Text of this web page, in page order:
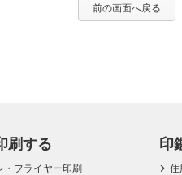
前の画面へ戻る
刷する
・フライヤー印刷
印
住